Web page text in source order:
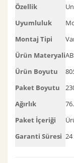
Özellik
Uyumluluk
Montaj Tipi
Ürün Materyali
Ürün Boyutu
80
Paket Boyutu
Ağırlık
Paket İçeriği
Garanti Süresi 24